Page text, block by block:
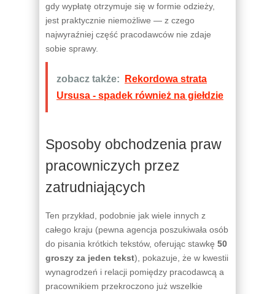
gdy wypłatę otrzymuje się w formie odzieży,
jest praktycznie niemożliwe — z czego
najwyraźniej część pracodawców nie zdaje
sobie sprawy.
zobacz także:
Rekordowa strata
Ursusa - spadek również na giełdzie
Sposoby obchodzenia praw
pracowniczych przez
zatrudniających
Ten przykład, podobnie jak wiele innych z
całego kraju (pewna agencja poszukiwała osób
do pisania krótkich tekstów, oferując stawkę 50
groszy za jeden tekst), pokazuje, że w kwestii
wynagrodzeń i relacji pomiędzy pracodawcą a
pracownikiem przekroczono już wszelkie